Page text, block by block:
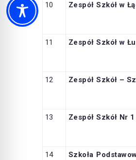
10 Zespół Szkół w
11 Zespół Szkół w
12 Zespół Szkół –
13 Zespół Szkół Nr
14 Szkoła